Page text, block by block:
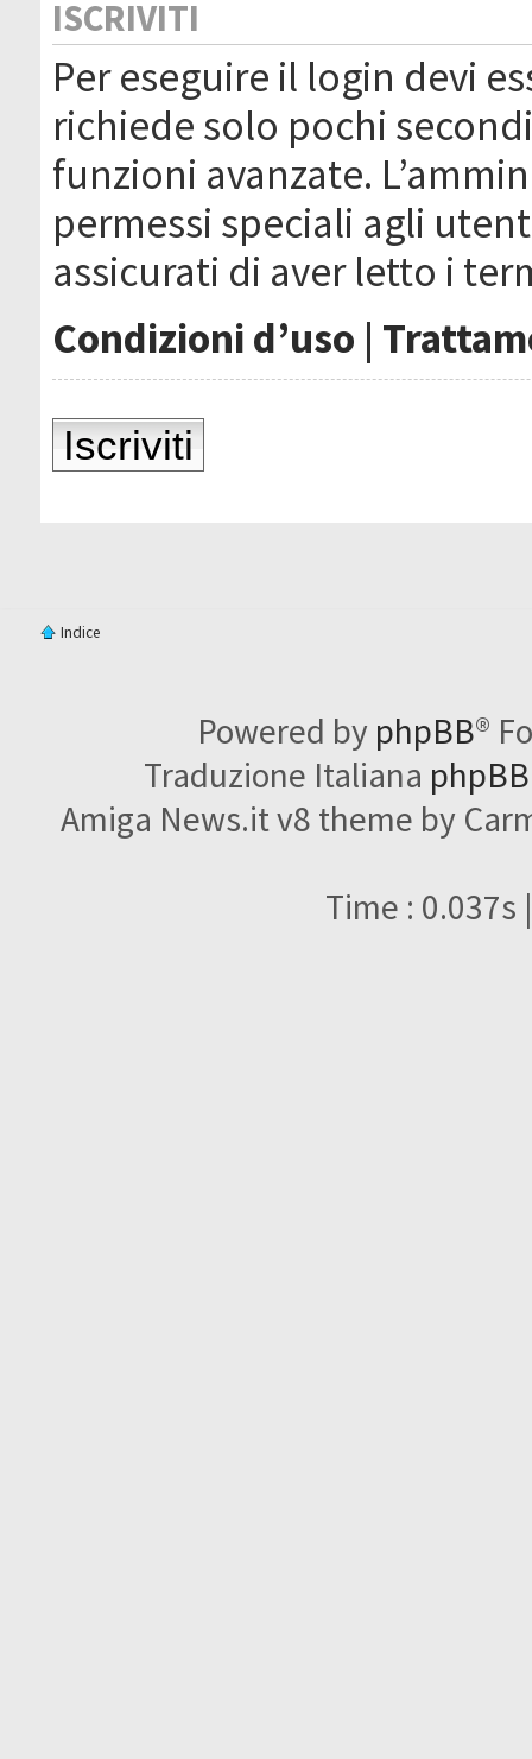
ISCRIVITI
Per eseguire il login devi
richiede solo pochi
funzioni avanzate.
permessi speciali agli
assicurati di aver letto i
Condizioni d’uso |
Iscriviti
Indice
Powered by phpBB®
Traduzione Italiana
Amiga News.it v8 theme by
Time : 0.037s